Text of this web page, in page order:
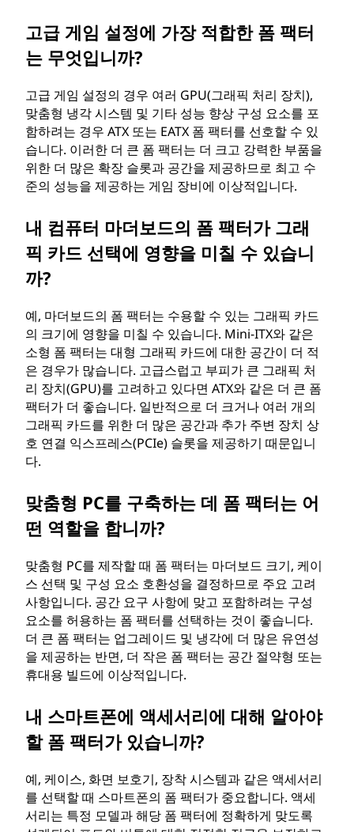
고급 게임 설정에 가장 적합한 폼 팩터
는 무엇입니까?
고급 게임 설정의 경우 여러 GPU(그래픽 처리 장치),
맞춤형 냉각 시스템 및 기타 성능 향상 구성 요소를 포
함하려는 경우 ATX 또는 EATX 폼 팩터를 선호할 수 있
습니다. 이러한 더 큰 폼 팩터는 더 크고 강력한 부품을
위한 더 많은 확장 슬롯과 공간을 제공하므로 최고 수
준의 성능을 제공하는 게임 장비에 이상적입니다.
내 컴퓨터 마더보드의 폼 팩터가 그래
픽 카드 선택에 영향을 미칠 수 있습니
까?
예, 마더보드의 폼 팩터는 수용할 수 있는 그래픽 카드
의 크기에 영향을 미칠 수 있습니다. Mini-ITX와 같은
소형 폼 팩터는 대형 그래픽 카드에 대한 공간이 더 적
은 경우가 많습니다. 고급스럽고 부피가 큰 그래픽 처
리 장치(GPU)를 고려하고 있다면 ATX와 같은 더 큰 폼
팩터가 더 좋습니다. 일반적으로 더 크거나 여러 개의
그래픽 카드를 위한 더 많은 공간과 추가 주변 장치 상
호 연결 익스프레스(PCIe) 슬롯을 제공하기 때문입니
다.
맞춤형 PC를 구축하는 데 폼 팩터는 어
떤 역할을 합니까?
맞춤형 PC를 제작할 때 폼 팩터는 마더보드 크기, 케이
스 선택 및 구성 요소 호환성을 결정하므로 주요 고려
사항입니다. 공간 요구 사항에 맞고 포함하려는 구성
요소를 허용하는 폼 팩터를 선택하는 것이 좋습니다.
더 큰 폼 팩터는 업그레이드 및 냉각에 더 많은 유연성
을 제공하는 반면, 더 작은 폼 팩터는 공간 절약형 또는
휴대용 빌드에 이상적입니다.
내 스마트폰에 액세서리에 대해 알아야
할 폼 팩터가 있습니까?
예, 케이스, 화면 보호기, 장착 시스템과 같은 액세서리
를 선택할 때 스마트폰의 폼 팩터가 중요합니다. 액세
서리는 특정 모델과 해당 폼 팩터에 정확하게 맞도록